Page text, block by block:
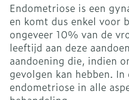
Endometriose is een
en komt dus enkel voor
ongeveer 10% van de
leeftijd aan deze
aandoening die, indien
gevolgen kan hebben.
endometriose in alle